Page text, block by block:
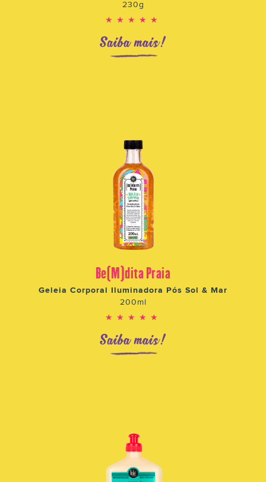
230g
★★★★★
Saiba mais!
Be(M)dita Praia
Geleia Corporal Iluminadora Pós Sol & Mar
200ml
★★★★★
Saiba mais!